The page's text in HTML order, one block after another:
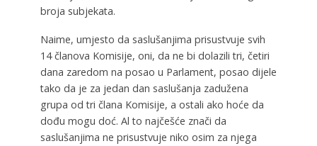
broja subjekata.
Naime, umjesto da saslušanjima prisustvuje svih
14 članova Komisije, oni, da ne bi dolazili tri, četiri
dana zaredom na posao u Parlament, posao dijele
tako da je za jedan dan saslušanja zadužena
grupa od tri člana Komisije, a ostali ako hoće da
dođu mogu doć. Al to najčešće znači da
saslušanjima ne prisustvuje niko osim za njega